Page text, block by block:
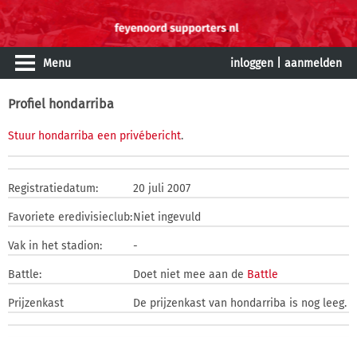
Menu inloggen aanmelden
Profiel hondarriba
Stuur hondarriba een privébericht.
Registratiedatum: 20 juli 2007
Favoriete eredivisieclub:Niet ingevuld
Vak in het stadion: -
Battle: Doet niet mee aan de Battle
Prijzenkast De prijzenkast van hondarriba is nog leeg.